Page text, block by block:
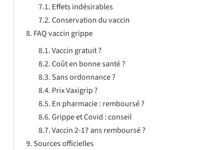
Effets indésirables
Conservation du vaccin
FAQ vaccin grippe
Vaccin gratuit ?
Coût en bonne santé ?
Sans ordonnance ?
Prix Vaxigrip ?
En pharmacie : remboursé ?
Grippe et Covid : conseil
Vaccin 2-17 ans remboursé ?
Sources officielles